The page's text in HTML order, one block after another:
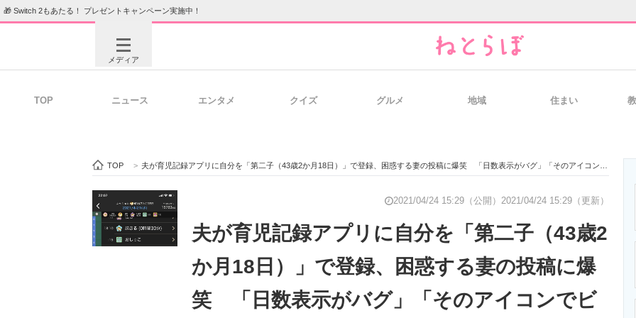
🎁 Switch 2もあたる！ プレゼントキャンペーン実施中！
メディア
ビジネスと働き方のヒント
ITエンジニア向け専門サイト 企業向けIT製品の総合サイト IT製品の技術・比較・事例 製造業のIT導入
TOP ニュース エンタメ クイズ グルメ 地域 住まい
TOP > 夫が育児記録アプリに自分を「第二子（43歳2か月18日）」で登録、困惑する妻の投稿に爆笑 「日数表示がバグ」「そのアイコンでビールは笑う」
2021/04/24 15:29（公開） 2021/04/24 15:29（更新）
夫が育児記録アプリに自分を「第二子（43歳2
か月18日）」で登録、困惑する妻の投稿に爆
笑 「日数表示がバグ」「そのアイコンでビ